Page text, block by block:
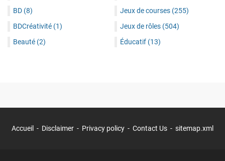
BD (8)
BDCréativité (1)
Beauté (2)
Jeux de courses (255)
Jeux de rôles (504)
Éducatif (13)
Accueil Disclaimer Privacy policy Contact Us sitemap.xml